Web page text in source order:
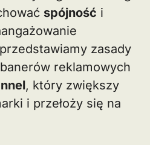
spójność i
zasady
reklamowych
, który zwiększy
i przełoży się na